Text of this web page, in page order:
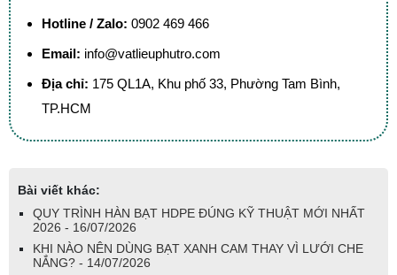
Hotline / Zalo: 0902 469 466
Email: info@vatlieuphutro.com
Địa chỉ: 175 QL1A, Khu phố 33, Phường Tam Bình,
TP.HCM
Bài viết khác:
QUY TRÌNH HÀN BẠT HDPE ĐÚNG KỸ THUẬT MỚI NHẤT
2026 - 16/07/2026
KHI NÀO NÊN DÙNG BẠT XANH CAM THAY VÌ LƯỚI CHE
NẮNG? - 14/07/2026